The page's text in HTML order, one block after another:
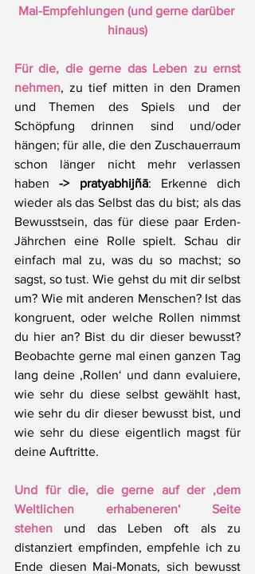
Mai-Empfehlungen (und gerne darüber
hinaus)
Für die, die gerne das Leben zu ernst
nehmen, zu tief mitten in den Dramen
und Themen des Spiels und der
Schöpfung drinnen sind und/oder
hängen; für alle, die den Zuschauerraum
schon länger nicht mehr verlassen
haben -> pratyabhijñā: Erkenne dich
wieder als das Selbst das du bist; als das
Bewusstsein, das für diese paar Erden-
Jährchen eine Rolle spielt. Schau dir
einfach mal zu, was du so machst; so
sagst, so tust. Wie gehst du mit dir selbst
um? Wie mit anderen Menschen? Ist das
kongruent, oder welche Rollen nimmst
du hier an? Bist du dir dieser bewusst?
Beobachte gerne mal einen ganzen Tag
lang deine ‚Rollen‘ und dann evaluiere,
wie sehr du diese selbst gewählt hast,
wie sehr du dir dieser bewusst bist, und
wie sehr du diese eigentlich magst für
deine Auftritte.
Und für die, die gerne auf der ‚dem
Weltlichen erhabeneren‘ Seite
stehen und das Leben oft als zu
distanziert empfinden, empfehle ich zu
Ende diesen Mai-Monats, sich bewusst